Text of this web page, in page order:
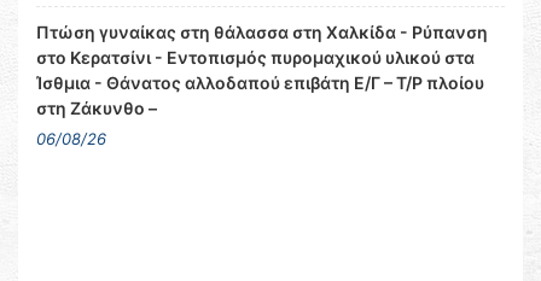
Πτώση γυναίκας στη θάλασσα στη Χαλκίδα - Ρύπανση
στο Κερατσίνι - Εντοπισμός πυρομαχικού υλικού στα
Ίσθμια - Θάνατος αλλοδαπού επιβάτη Ε/Γ – Τ/Ρ πλοίου
στη Ζάκυνθο –
06/08/26